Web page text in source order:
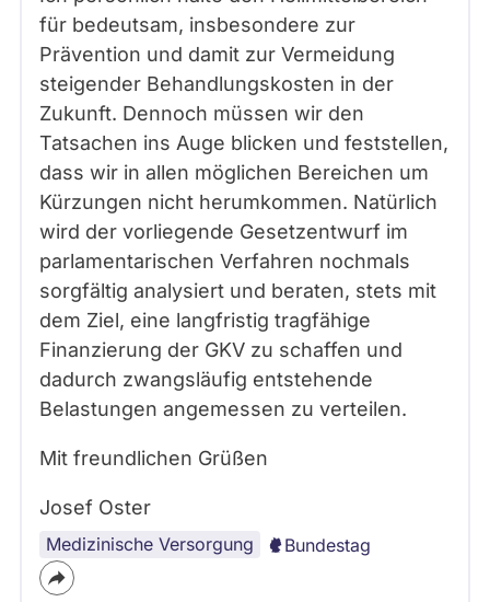
für bedeutsam, insbesondere zur
Prävention und damit zur Vermeidung
steigender Behandlungskosten in der
Zukunft. Dennoch müssen wir den
Tatsachen ins Auge blicken und feststellen,
dass wir in allen möglichen Bereichen um
Kürzungen nicht herumkommen. Natürlich
wird der vorliegende Gesetzentwurf im
parlamentarischen Verfahren nochmals
sorgfältig analysiert und beraten, stets mit
dem Ziel, eine langfristig tragfähige
Finanzierung der GKV zu schaffen und
dadurch zwangsläufig entstehende
Belastungen angemessen zu verteilen.
Mit freundlichen Grüßen
Josef Oster
Medizinische Versorgung Bundestag